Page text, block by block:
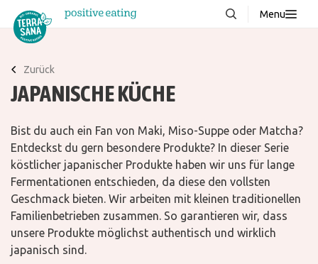
Menu
Über uns
Wissenswertes
FAQ
Kontakt
Downloads
Rezepte
Zurück
JAPANISCHE KÜCHE
Bist du auch ein Fan von Maki, Miso-Suppe oder Matcha?
Entdeckst du gern besondere Produkte? In dieser Serie
köstlicher japanischer Produkte haben wir uns für lange
Fermentationen entschieden, da diese den vollsten
Geschmack bieten. Wir arbeiten mit kleinen traditionellen
Familienbetrieben zusammen. So garantieren wir, dass
unsere Produkte möglichst authentisch und wirklich
japanisch sind.